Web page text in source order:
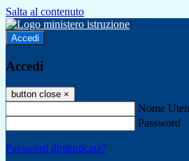
Salta al contenuto
Accedi
Accedi
button close ×
Nome
Password
Password dimenticata?